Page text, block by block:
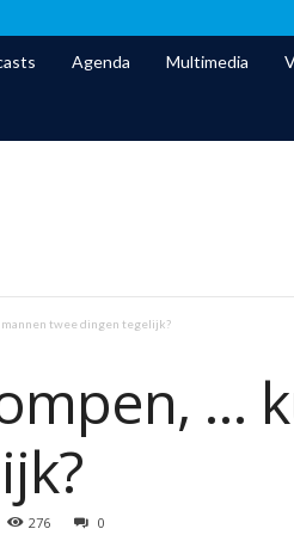
Agenda Multimedia
twee dingen tegelijk?
…
276 0